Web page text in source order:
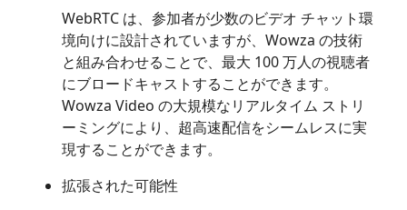
WebRTC は、参加者が少数のビデオ チャット環
境向けに設計されていますが、Wowza の技術
と組み合わせることで、最大 100 万人の視聴者
にブロードキャストすることができます。
Wowza Video の大規模なリアルタイム ストリ
ーミングにより、超高速配信をシームレスに実
現することができます。
拡張された可能性